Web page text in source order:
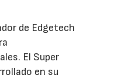
de Edgetech
El Super
en su